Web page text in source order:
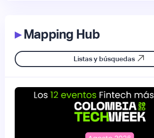
▸Mapping Hub
Listas y búsquedas